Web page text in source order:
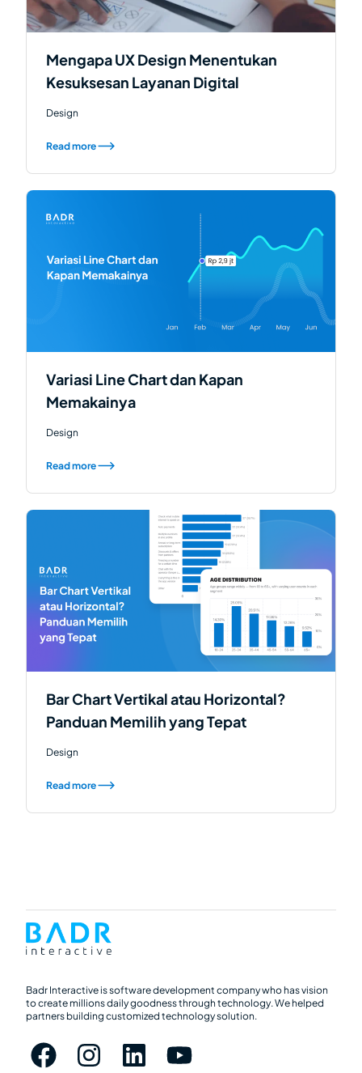
Mengapa UX Design Menentukan
Kesuksesan Layanan Digital
Design
Read more
Variasi Line Chart dan Kapan
Memakainya
Design
Read more
Bar Chart Vertikal atau Horizontal?
Panduan Memilih yang Tepat
Design
Read more
Badr Interactive is software development company who has vision
to create millions daily goodness through technology. We helped
partners building customized technology solution.